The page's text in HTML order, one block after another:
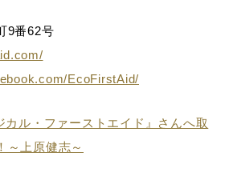
9番62号
EcoFirstAid/
ル・ファーストエイド』さんへ取
～上原健志～